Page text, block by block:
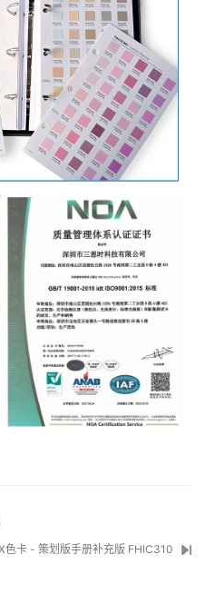
色卡 - 策划版手册补充版 FHIC310